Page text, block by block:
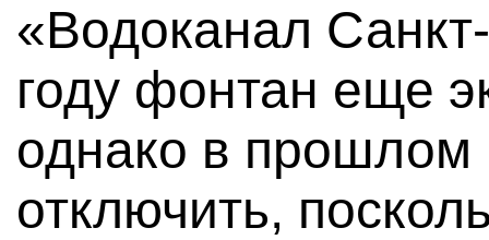
«Водоканал
году фонтан еще
однако в прошлом
отключить,